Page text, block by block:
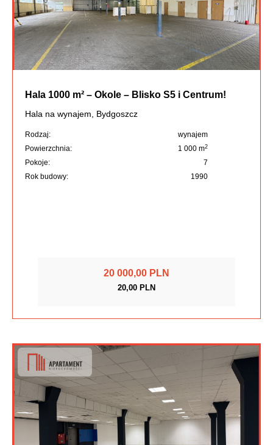
Hala 1000 m² – Okole – Blisko S5 i Centrum!
Hala na wynajem, Bydgoszcz
Rodzaj:
wynajem
Powierzchnia:
1 000 m2
Pokoje:
7
Rok budowy:
1990
20 000,00 PLN
20,00 PLN